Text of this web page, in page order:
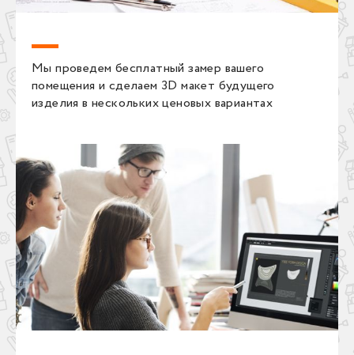
Мы проведем бесплатный замер вашего
помещения и сделаем 3D макет будущего
изделия в нескольких ценовых вариантах